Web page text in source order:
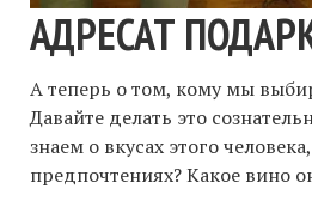
АДРЕСАТ
А теперь о том, кому мы
Давайте делать это
знаем о вкусах этого
предпочтениях? Какое вино